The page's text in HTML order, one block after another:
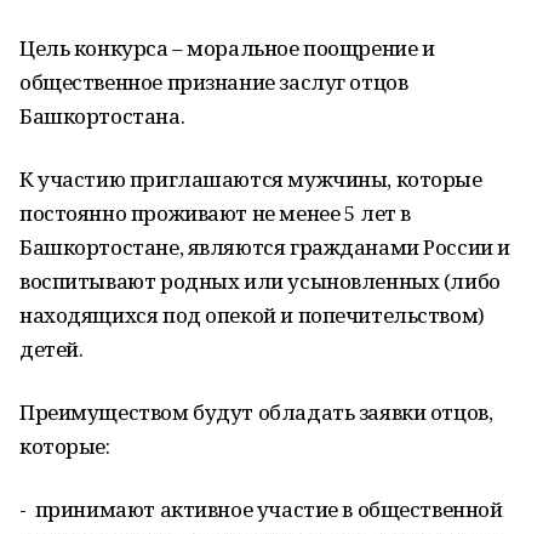
Цель конкурса – моральное поощрение и
общественное признание заслуг отцов
Башкортостана.
К участию приглашаются мужчины, которые
постоянно проживают не менее 5 лет в
Башкортостане, являются гражданами России и
воспитывают родных или усыновленных (либо
находящихся под опекой и попечительством)
детей.
Преимуществом будут обладать заявки отцов,
которые:
- принимают активное участие в общественной